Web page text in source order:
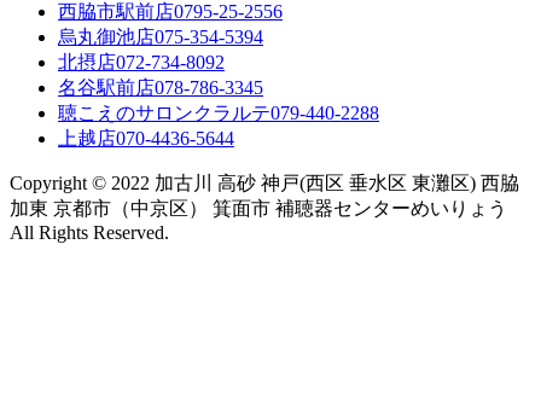
西脇市駅前店0795-25-2556
烏丸御池店075-354-5394
北摂店072-734-8092
名谷駅前店078-786-3345
聴こえのサロンクラルテ079-440-2288
上越店070-4436-5644
Copyright © 2022 加古川 高砂 神戸(西区 垂水区 東灘区) 西脇
加東 京都市（中京区） 箕面市 補聴器センターめいりょう
All Rights Reserved.